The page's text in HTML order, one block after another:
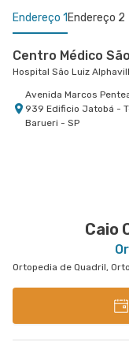
Endereço 1 Endereço 2
Centro Médico
Hospital São Luiz
Avenida Marcos
939 Edificio Jatobá -
Barueri - SP
Rua Virginia Crivilari
Caio